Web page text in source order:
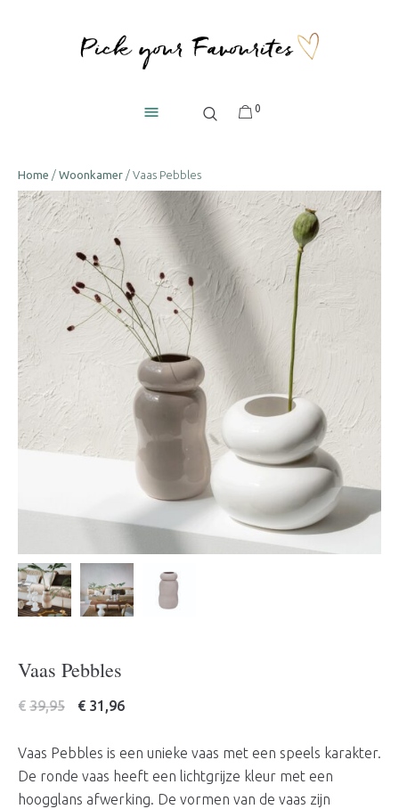
0
Home / Woonkamer / Vaas Pebbles
Vaas Pebbles
€ 39,95 € 31,96
Vaas Pebbles is een unieke vaas met een speels karakter.
De ronde vaas heeft een lichtgrijze kleur met een
hoogglans afwerking. De vormen van de vaas zijn